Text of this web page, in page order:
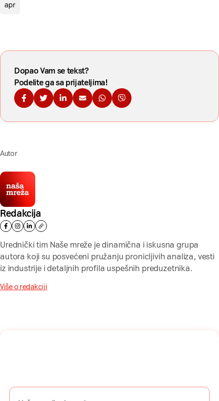
apr
Dopao Vam se tekst?
Podelite ga sa prijateljima!
Podelite na Fejsbuku
Podelite na Tviteru
Podelite na Linkdinu
Podelite na imejl
Podelite na WhatsApp
Podelite na Viberu
Autor
Redakcija
Urednički tim Naše mreže je dinamična i iskusna grupa
autora koji su posvećeni pružanju pronicljivih analiza, vesti
iz industrije i detaljnih profila uspešnih preduzetnika.
Više o redakciji